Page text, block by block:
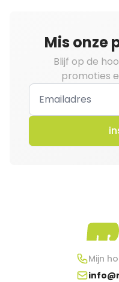
Mis onze
Blijf op de
promoties
Mijn